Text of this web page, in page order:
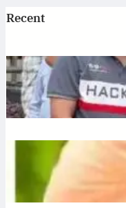
Recent
Jagannath: एटी
अरुण साव ने रथ
July 10, 2026.
Plantation: यूपी
अभियान की शुरुआत